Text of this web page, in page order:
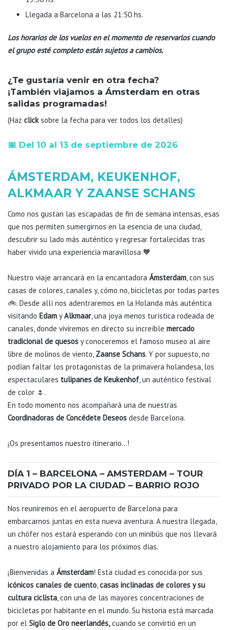
Llegada a Barcelona a las 21:50 hs.
Los horarios de los vuelos en el momento de reservarlos cuando
el grupo esté completo están sujetos a cambios.
¿Te gustaría venir en otra fecha?
¡También viajamos a Ámsterdam en otras
salidas programadas!
(Haz clicksobre la fecha para ver todos los detalles)
📅 Del 10 al 13 de septiembre de 2026
ÁMSTERDAM, KEUKENHOF,
ALKMAAR Y ZAANSE SCHANS
Como nos gustan las escapadas de fin de semana intensas, esas
que nos permiten sumergirnos en la esencia de una ciudad,
descubrir su lado más auténtico y regresar fortalecidas tras
haber vivido una experiencia maravillosa 🧡
Nuestro viaje arrancará en la encantadora Ámsterdam , con sus
casas de colores, canales y, cómo no, bicicletas por todas partes
🚲. Desde allí nos adentraremos en la Holanda más auténtica
visitando Edam yAlkmaar, una joya menos turística rodeada de
canales, donde viviremos en directo su increíble mercado
tradicional de quesos y conoceremos el famoso museo al aire
libre de molinos de viento, Zaanse Schans. Y por supuesto, no
podían faltar los protagonistas de la primavera holandesa, los
espectaculares tulipanes de Keukenhof , un auténtico festival
de color 🌷.
En todo momento nos acompañará una de nuestras
Coordinadoras de Concédete Deseos desde Barcelona.
¡Os presentamos nuestro itinerario…!
DÍA 1 – BARCELONA – AMSTERDAM – TOUR
PRIVADO POR LA CIUDAD – BARRIO ROJO
Nos reuniremos en el aeropuerto de Barcelona para
embarcarnos juntas en esta nueva aventura. A nuestra llegada,
un chófer nos estará esperando con un minibús que nos llevará
a nuestro alojamiento para los próximos días.
¡Bienvenidas a Ámsterdam! Esta ciudad es conocida por sus
icónicos canales de cuento casas inclinadas de colores y su
cultura ciclista , con una de las mayores concentraciones de
bicicletas por habitante en el mundo. Su historia está marcada
por el Siglo de Oro neerlandés,cuando se convirtió en un